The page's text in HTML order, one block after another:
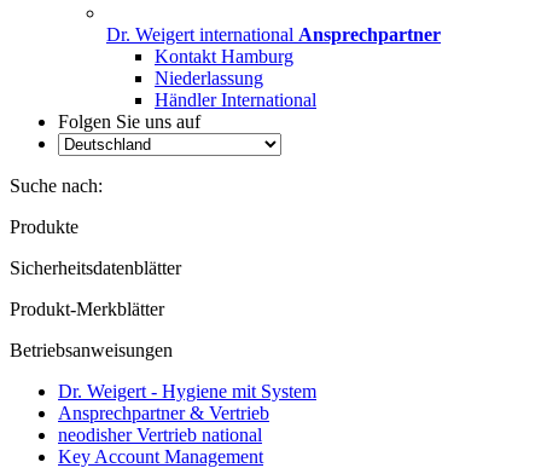
Dr. Weigert international Ansprechpartner
Kontakt Hamburg
Niederlassung
Händler International
Folgen Sie uns auf
Suche nach:
Produkte
Sicherheitsdatenblätter
Produkt-Merkblätter
Betriebsanweisungen
Dr. Weigert - Hygiene mit System
Ansprechpartner & Vertrieb
neodisher Vertrieb national
Key Account Management